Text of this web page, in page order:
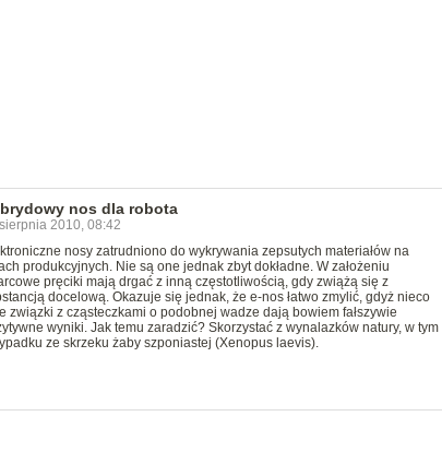
nos dla robota
2010, 08:42
nosy zatrudniono do wykrywania zepsutych materiałów na
produkcyjnych. Nie są one jednak zbyt dokładne. W założeniu
pręciki mają drgać z inną częstotliwością, gdy zwiążą się z
docelową. Okazuje się jednak, że e-nos łatwo zmylić, gdyż nieco
związki z cząsteczkami o podobnej wadze dają bowiem fałszywie
wyniki. Jak temu zaradzić? Skorzystać z wynalazków natury, w tym
ze skrzeku żaby szponiastej (Xenopus laevis).